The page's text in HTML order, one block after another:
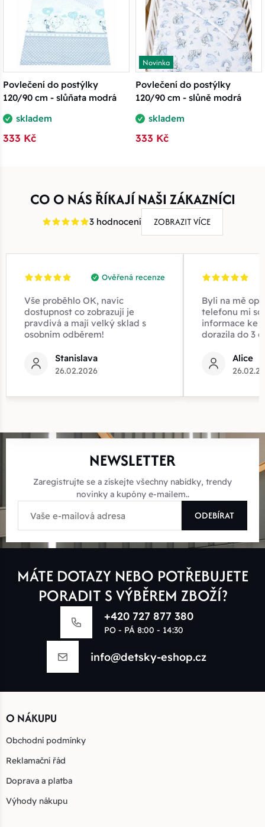
Povlečení do postýlky
120/90 cm - slůňata modrá
skladem
333 Kč
Novinka
Povlečení do postýlky
120/90 cm - slůně modrá
skladem
333 Kč
CO O NÁS ŘÍKAJÍ NAŠI ZÁKAZNÍCI
3 hodnocení ZOBRAZIT VÍCE
Ověřená recenze
Vše proběhlo OK, navíc
dostupnost co zobrazují je
pravdivá a mají velký sklad s
osobním odběrem!
Stanislava
26.02.2026
Byli na mě
telefonu mi
informace ke
dorazila do 3
Alice
NEWSLETTER
Zaregistrujte se a získejte všechny nabídky, trendy
novinky a kupóny e-mailem..
ODEBÍRAT
MÁTE DOTAZY NEBO POTŘEBUJETE
PORADIT S VÝBĚREM ZBOŽÍ?
+420 727 877 380
PO - PÁ 8:00 - 14:30
info@detsky-eshop.cz
O NÁKUPU
Obchodní podmínky
Reklamační řád
Doprava a platba
Výhody nákupu